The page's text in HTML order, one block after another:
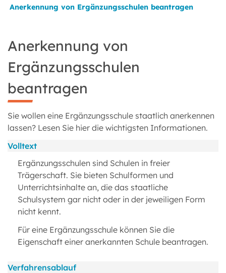
Anerkennung von Ergänzungsschulen beantragen
Anerkennung von
Ergänzungsschulen
beantragen
Sie wollen eine Ergänzungsschule staatlich anerkennen
lassen? Lesen Sie hier die wichtigsten Informationen.
Volltext
Ergänzungsschulen sind Schulen in freier
Trägerschaft. Sie bieten Schulformen und
Unterrichtsinhalte an, die das staatliche
Schulsystem gar nicht oder in der jeweiligen Form
nicht kennt.
Für eine Ergänzungsschule können Sie die
Eigenschaft einer anerkannten Schule beantragen.
Verfahrensablauf